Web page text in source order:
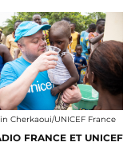
Cherkaoui/UNICEF France
FRANCE ET UNICEF